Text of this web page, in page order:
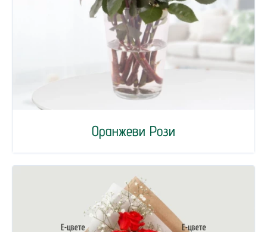
Оранжеви Рози